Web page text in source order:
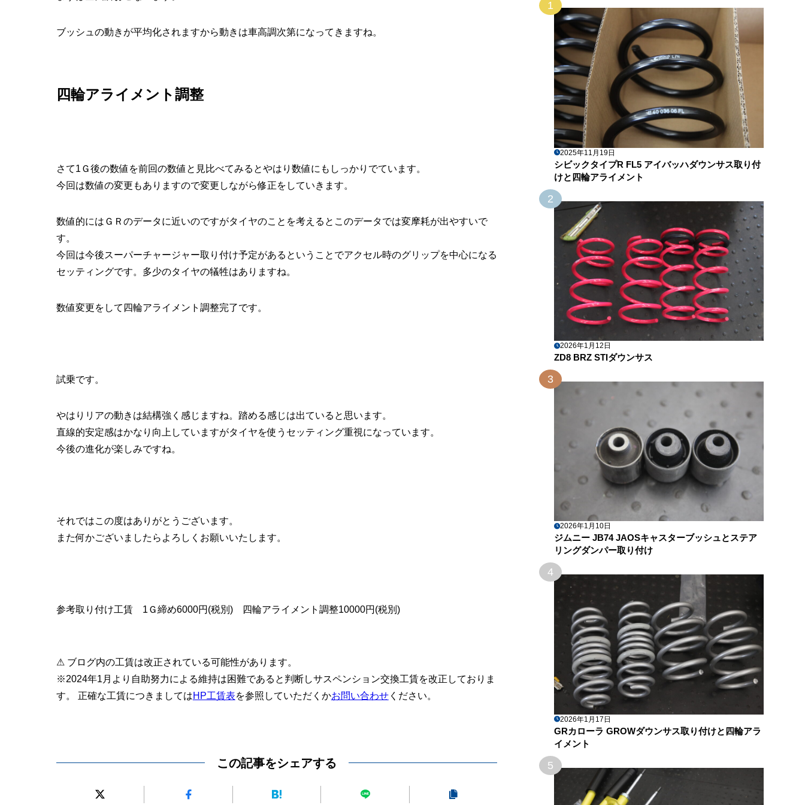
ブッシュの動きが平均化されますから動きは車高調次第になってきますね。
四輪アライメント調整
さて1Ｇ後の数値を前回の数値と見比べてみるとやはり数値にもしっかりでています。
今回は数値の変更もありますので変更しながら修正をしていきます。
数値的にはＧＲのデータに近いのですがタイヤのことを考えるとこのデータでは変摩耗が出やすいで
す。
今回は今後スーパーチャージャー取り付け予定があるということでアクセル時のグリップを中心になる
セッティングです。多少のタイヤの犠牲はありますね。
数値変更をして四輪アライメント調整完了です。
試乗です。
やはりリアの動きは結構強く感じますね。踏める感じは出ていると思います。
直線的安定感はかなり向上していますがタイヤを使うセッティング重視になっています。
今後の進化が楽しみですね。
それではこの度はありがとうございます。
また何かございましたらよろしくお願いいたします。
参考取り付け工賃 1Ｇ締め6000円(税別) 四輪アライメント調整10000円(税別)
⚠ ブログ内の工賃は改正されている可能性があります。
※2024年1月より自助努力による維持は困難であると判断しサスペンション交換工賃を改正しておりま
す。 正確な工賃につきましてはHP工賃表を参照していただくかお問い合わせください。
この記事をシェアする
1
2025年11月19日
シビックタイプR FL5 アイバッハダウンサス取り付
けと四輪アライメント
2
2026年1月12日
ZD8 BRZ STIダウンサス
3
2026年1月10日
ジムニー JB74 JAOSキャスターブッシュとステア
リングダンパー取り付け
4
2026年1月17日
GRカローラ GROWダウンサス取り付けと四輪アラ
イメント
5